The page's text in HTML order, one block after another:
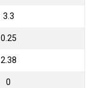
3.3
0.25
2.38
0